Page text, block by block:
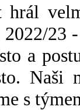
23
a
Naši
s